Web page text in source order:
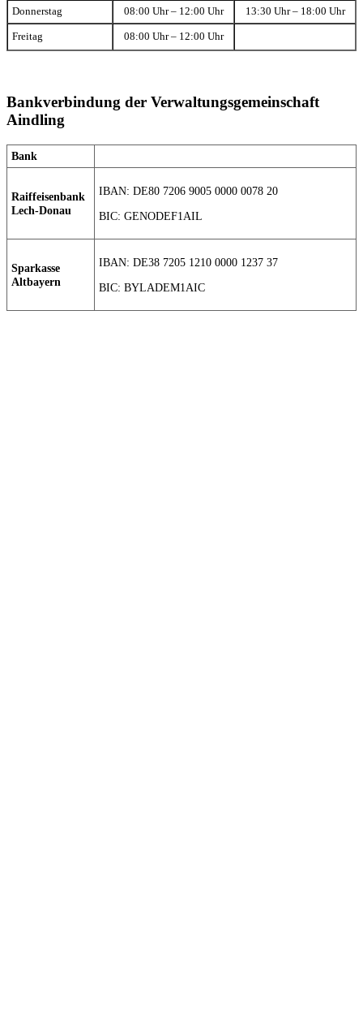
Donnerstag 08:00 Uhr – 12:00 Uhr 13:30 Uhr – 18:00 Uhr
Freitag 08:00 Uhr – 12:00 Uhr
Bankverbindung der Verwaltungsgemeinschaft
Aindling
Bank
Raiffeisenbank
Lech-Donau
IBAN: DE80 7206 9005 0000 0078 20
BIC: GENODEF1AIL
Sparkasse
Altbayern
IBAN: DE38 7205 1210 0000 1237 37
BIC: BYLADEM1AIC